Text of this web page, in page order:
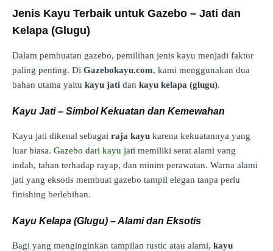
Jenis Kayu Terbaik untuk Gazebo – Jati dan
Kelapa (Glugu)
Dalam pembuatan gazebo, pemilihan jenis kayu menjadi faktor
paling penting. Di Gazebokayu.com, kami menggunakan dua
bahan utama yaitu kayu jati dan kayu kelapa (glugu).
Kayu Jati – Simbol Kekuatan dan Kemewahan
Kayu jati dikenal sebagai raja kayu karena kekuatannya yang
luar biasa. Gazebo dari kayu jati memiliki serat alami yang
indah, tahan terhadap rayap, dan minim perawatan. Warna alami
jati yang eksotis membuat gazebo tampil elegan tanpa perlu
finishing berlebihan.
Kayu Kelapa (Glugu) – Alami dan Eksotis
Bagi yang menginginkan tampilan rustic atau alami, kayu